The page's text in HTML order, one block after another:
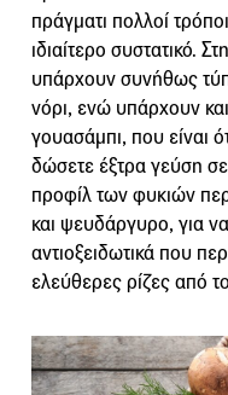
πράγματι πολλοί
ιδιαίτερο συστατικό.
υπάρχουν συνήθως
νόρι, ενώ υπάρχουν
γουασάμπι, που είναι
δώσετε έξτρα γεύση
προφίλ των φυκιών
και ψευδάργυρο, για
αντιοξειδωτικά που
ελεύθερες ρίζες από